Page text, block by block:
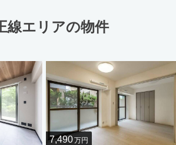
線エリアの物件
7,490万円